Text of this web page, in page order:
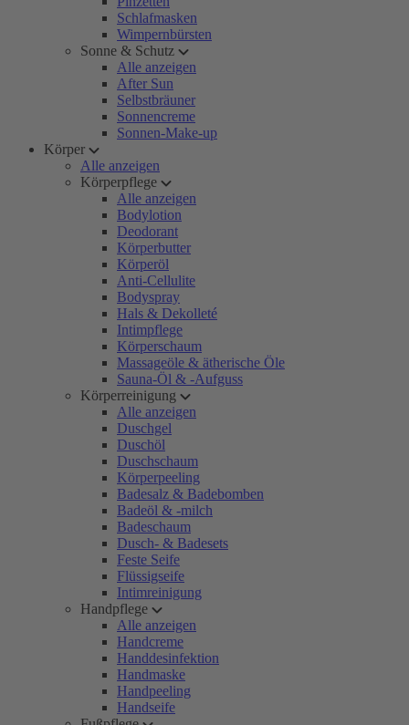
Schlafmasken
Wimpernbürsten
Sonne & Schutz
Alle anzeigen
After Sun
Selbstbräuner
Sonnencreme
Sonnen-Make-up
Körper
Alle anzeigen
Körperpflege
Alle anzeigen
Bodylotion
Deodorant
Körperbutter
Körperöl
Anti-Cellulite
Bodyspray
Hals & Dekolleté
Intimpflege
Körperschaum
Massageöle & ätherische Öle
Sauna-Öl & -Aufguss
Körperreinigung
Alle anzeigen
Duschgel
Duschöl
Duschschaum
Körperpeeling
Badesalz & Badebomben
Badeöl & -milch
Badeschaum
Dusch- & Badesets
Feste Seife
Flüssigseife
Intimreinigung
Handpflege
Alle anzeigen
Handcreme
Handdesinfektion
Handmaske
Handpeeling
Handseife